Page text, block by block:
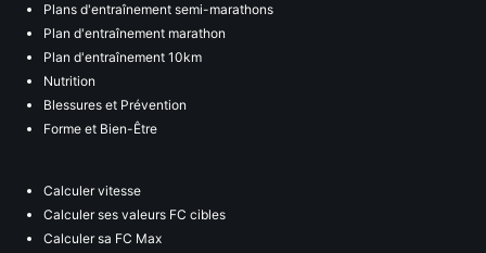
Plans d'entraînement semi-marathons
Plan d'entraînement marathon
Plan d'entraînement 10km
Nutrition
Blessures et Prévention
Forme et Bien-Être
Calculer vitesse
Calculer ses valeurs FC cibles
Calculer sa FC Max